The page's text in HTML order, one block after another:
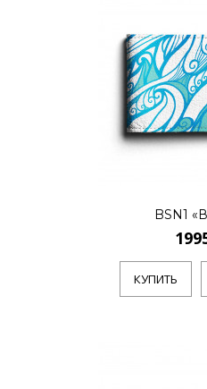
КУПИТЬ
Evgeniya
бренд
BSN1
КУПИТЬ